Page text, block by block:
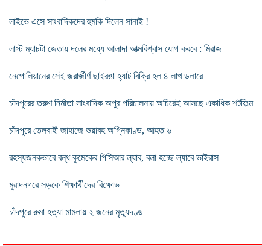
লাইভে এসে সাংবাদিকদের হুমকি দিলেন সানাই !
লাস্ট ম্যাচটা জেতায় দলের মধ্যে আলাদা আত্মবিশ্বাস যোগ করবে : মিরাজ
নেপোলিয়ানের সেই জরার্জীর্ণ ছাইরঙা হ্যাট বিক্রি হল ৪ লাখ ডলারে
চাঁদপুরের তরুণ নির্মাতা সাংবাদিক অপুর পরিচালনায় অচিরেই আসছে একাধিক শর্টফিল্ম
চাঁদপুরে তেলবাহী জাহাজে ভয়াবহ অগ্নিকাণ্ড, আহত ৬
রহস্যজনকভাবে বন্ধ কুমেকের পিসিআর ল্যাব, বলা হচ্ছে ল্যাবে ভাইরাস
মুরাদনগরে সড়কে শিক্ষার্থীদের বিক্ষোভ
চাঁদপুরে রুমা হত্যা মামলায় ২ জনের মৃত্যুদণ্ড